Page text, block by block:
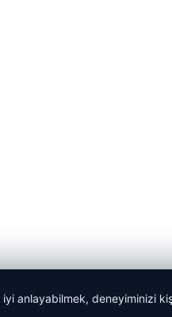
iyi anlayabilmek, deneyiminizi